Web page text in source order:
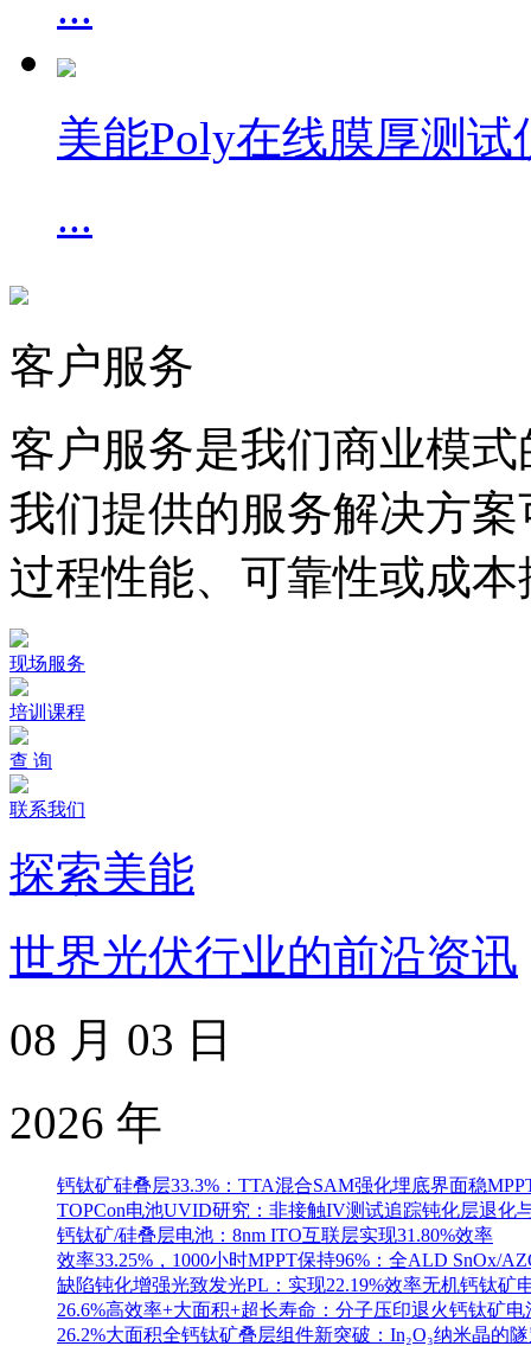
美能Poly在线膜厚测试
...
客户服务
客户服务是我们商业模式
我们提供的服务解决方案
过程性能、可靠性或成
现场服务
培训课程
查 询
联系我们
探索美能
世界光伏行业的前沿资讯
08 月 03 日
2026 年
钙钛矿硅叠层33.3%：TTA混合SAM强化埋底界面稳
TOPCon电池UVID研究：非接触IV测试追踪钝化层退化
钙钛矿/硅叠层电池：8nm ITO互联层实现31.80%效率
效率33.25%，1000小时MPPT保持96%：全ALD SnOx/
缺陷钝化增强光致发光PL：实现22.19%效率无机钙钛矿
26.6%高效率+大面积+超长寿命：分子压印退火钙钛矿电
26.2%大面积全钙钛矿叠层组件新突破：In₂O₃纳米晶的